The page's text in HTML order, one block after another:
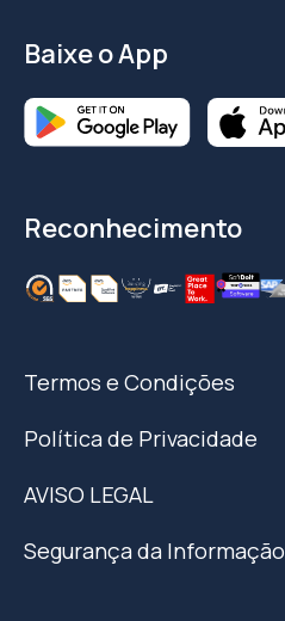
Baixe o App
Reconhecimento
Termos e Condições
Política de Privacidade
AVISO LEGAL
Segurança da Informação